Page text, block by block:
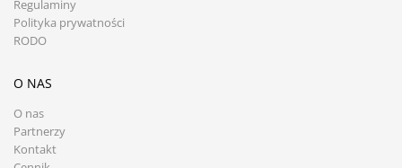
Regulaminy
Polityka prywatności
RODO
O NAS
O nas
Partnerzy
Kontakt